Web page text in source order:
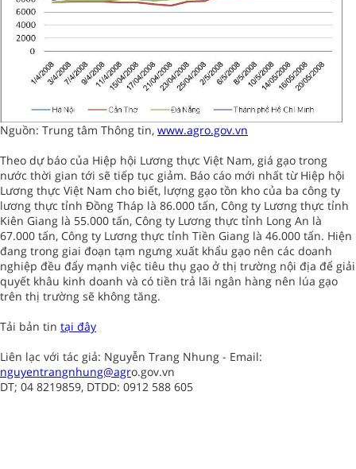
Nguồn: Trung tâm Thông tin, www.agro.gov.vn
Theo dự báo của Hiệp hội Lương thực Việt Nam, giá gạo trong
nước thời gian tới sẽ tiếp tục giảm. Báo cáo mới nhất từ Hiệp hội
Lương thực Việt Nam cho biết, lượng gạo tồn kho của ba công ty
lương thực tỉnh Đồng Tháp là 86.000 tấn, Công ty Lương thực tỉnh
Kiên Giang là 55.000 tấn, Công ty Lương thực tỉnh Long An là
67.000 tấn, Công ty Lương thực tỉnh Tiền Giang là 46.000 tấn. Hiện
đang trong giai đoạn tạm ngưng xuất khẩu gạo nên các doanh
nghiệp đều đẩy mạnh việc tiêu thụ gạo ở thị trường nội địa để giải
quyết khâu kinh doanh và có tiền trả lãi ngân hàng nên lúa gạo
trên thị trường sẽ không tăng.
Tải bản tin tại đây
Liên lạc với tác giả: Nguyễn Trang Nhung - Email:
nguyentrangnhung@agro.gov.vn
DT; 04 8219859, DTDD: 0912 588 605